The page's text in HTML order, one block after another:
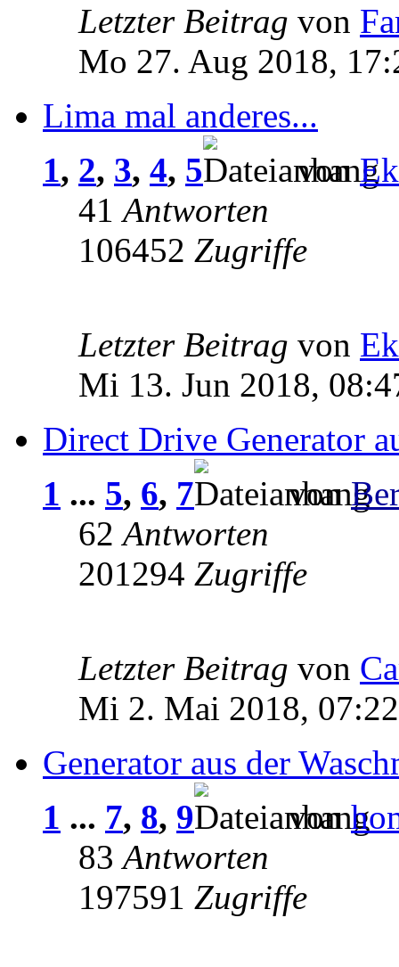
Letzter Beitrag von
Mo 27. Aug 2018,
Lima mal anderes...
1, 2, 3, 4, 5 von
41Antworten
106452 Zugriffe
Letzter Beitrag von
Mi 13. Jun 2018,
Direct Drive Generator
1 ... 5, 6, 7 von
62Antworten
201294 Zugriffe
Letzter Beitrag von
Mi 2. Mai 2018, 07:22
Generator aus der
1 ... 7, 8, 9 von
83Antworten
197591 Zugriffe